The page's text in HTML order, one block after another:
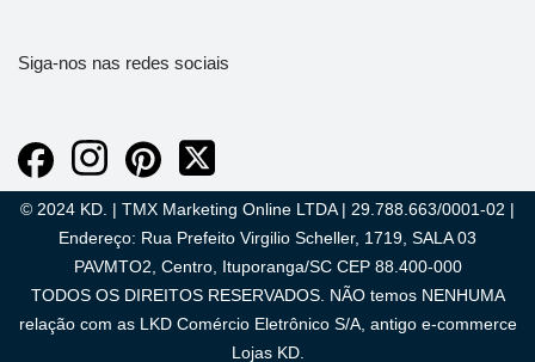
Siga-nos nas redes sociais
© 2024 KD. | TMX Marketing Online LTDA | 29.788.663/0001-02 |
Endereço: Rua Prefeito Virgilio Scheller, 1719, SALA 03
PAVMTO2, Centro, Ituporanga/SC CEP 88.400-000
TODOS OS DIREITOS RESERVADOS. NÃO temos NENHUMA
relação com as LKD Comércio Eletrônico S/A, antigo e-commerce
Lojas KD.